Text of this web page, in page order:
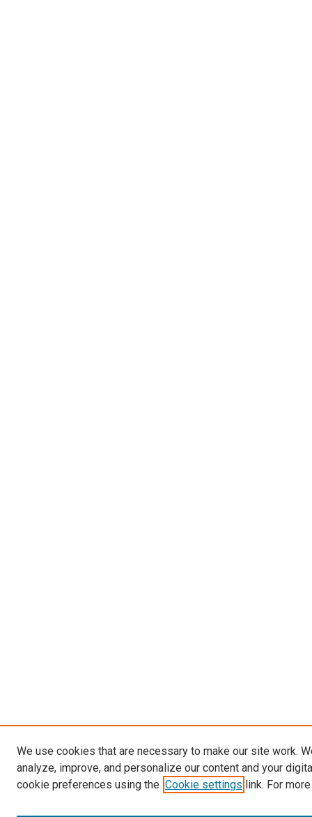
We use cookies that are necessary to make our site work.
analyze, improve, and personalize our content and your
cookie preferences using the Cookie settings link. For